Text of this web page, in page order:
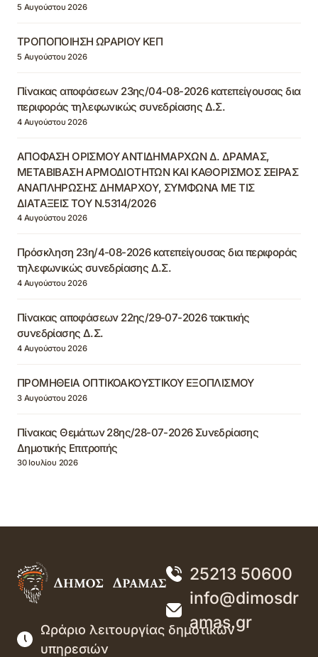
5 Αυγούστου 2026
ΤΡΟΠΟΠΟΙΗΣΗ ΩΡΑΡΙΟΥ ΚΕΠ
5 Αυγούστου 2026
Πίνακας αποφάσεων 23ης/04-08-2026 κατεπείγουσας δια
περιφοράς τηλεφωνικώς συνεδρίασης Δ.Σ.
4 Αυγούστου 2026
ΑΠΟΦΑΣΗ ΟΡΙΣΜΟΥ ΑΝΤΙΔΗΜΑΡΧΩΝ Δ. ΔΡΑΜΑΣ,
ΜΕΤΑΒΙΒΑΣΗ ΑΡΜΟΔΙΟΤΗΤΩΝ ΚΑΙ ΚΑΘΟΡΙΣΜΟΣ ΣΕΙΡΑΣ
ΑΝΑΠΛΗΡΩΣΗΣ ΔΗΜΑΡΧΟΥ, ΣΥΜΦΩΝΑ ΜΕ ΤΙΣ
ΔΙΑΤΑΞΕΙΣ ΤΟΥ Ν.5314/2026
4 Αυγούστου 2026
Πρόσκληση 23η/4-08-2026 κατεπείγουσας δια περιφοράς
τηλεφωνικώς συνεδρίασης Δ.Σ.
4 Αυγούστου 2026
Πίνακας αποφάσεων 22ης/29-07-2026 τακτικής
συνεδρίασης Δ.Σ.
4 Αυγούστου 2026
ΠΡΟΜΗΘΕΙΑ ΟΠΤΙΚΟΑΚΟΥΣΤΙΚΟΥ ΕΞΟΠΛΙΣΜΟΥ
3 Αυγούστου 2026
Πίνακας Θεμάτων 28ης/28-07-2026 Συνεδρίασης
Δημοτικής Επιτροπής
30 Ιουλίου 2026
25213 50600
info@dimosdr
amas.gr
Ωράριο λειτουργίας δημοτικών
υπηρεσιών